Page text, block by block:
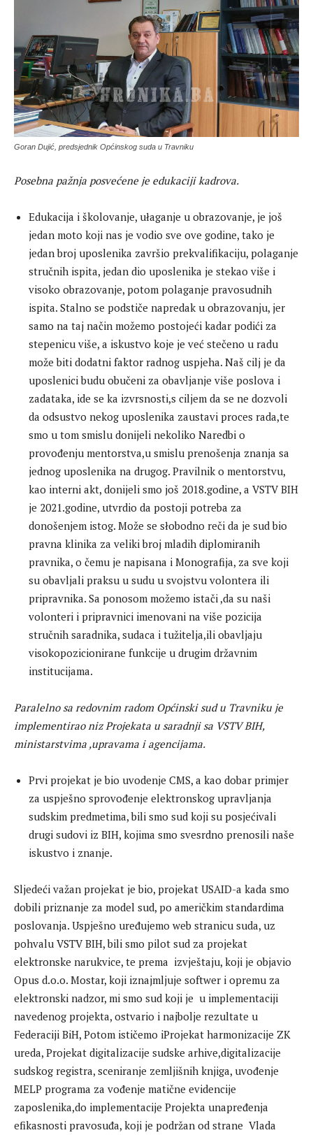
Goran Dujić, predsjednik Općinskog suda u Travniku
Posebna pažnja posvećene je edukaciji kadrova.
Edukacija i školovanje, ułaganje u obrazovanje, je još
jedan moto koji nas je vodio sve ove godine, tako je
jedan broj uposlenika završio prekvalifikaciju, polaganje
stručnih ispita, jedan dio uposlenika je stekao više i
visoko obrazovanje, potom polaganje pravosudnih
ispita. Stalno se podstiče napredak u obrazovanju, jer
samo na taj način možemo postojeći kadar podići za
stepenicu više, a iskustvo koje je već stečeno u radu
može biti dodatni faktor radnog uspjeha. Naš cilj je da
uposlenici budu obučeni za obavljanje više poslova i
zadataka, ide se ka izvrsnosti,s ciljem da se ne dozvoli
da odsustvo nekog uposlenika zaustavi proces rada,te
smo u tom smislu donijeli nekoliko Naredbi o
provođenju mentorstva,u smislu prenošenja znanja sa
jednog uposlenika na drugog. Pravilnik o mentorstvu,
kao interni akt, donijeli smo još 2018.godine, a VSTV BIH
je 2021.godine, utvrdio da postoji potreba za
donošenjem istog. Može se słobodno reči da je sud bio
pravna klinika za veliki broj mladih diplomiranih
pravnika, o čemu je napisana i Monografija, za sve koji
su obavljali praksu u sudu u svojstvu volontera ili
pripravnika. Sa ponosom možemo istači ,da su naši
volonteri i pripravnici imenovani na više pozicija
stručnih saradnika, sudaca i tužitelja,ili obavljaju
visokopozicionirane funkcije u drugim državnim
institucijama.
Paralelno sa redovnim radom Općinski sud u Travniku je
implementirao niz Projekata u saradnji sa VSTV BIH,
ministarstvima ,upravama i agencijama.
Prvi projekat je bio uvodenje CMS, a kao dobar primjer
za uspješno sprovođenje elektronskog upravljanja
sudskim predmetima, bili smo sud koji su posjećivali
drugi sudovi iz BIH, kojima smo svesrdno prenosili naše
iskustvo i znanje.
Sljedeći važan projekat je bio, projekat USAID-a kada smo
dobili priznanje za model sud, po američkim standardima
poslovanja. Uspješno uređujemo web stranicu suda, uz
pohvalu VSTV BIH, bili smo pilot sud za projekat
elektronske narukvice, te prema izvještaju, koji je objavio
Opus d.o.o. Mostar, koji iznajmljuje softwer i opremu za
elektronski nadzor, mi smo sud koji je u implementaciji
navedenog projekta, ostvario i najbolje rezultate u
Federaciji BiH, Potom ističemo iProjekat harmonizacije ZK
ureda, Projekat digitalizacije sudske arhive,digitalizacije
sudskog registra, sceniranje zemljišnih knjiga, uvođenje
MELP programa za vođenje matične evidencije
zaposlenika,do implementacije Projekta unapređenja
efikasnosti pravosuđa, koji je podržan od strane Vlada